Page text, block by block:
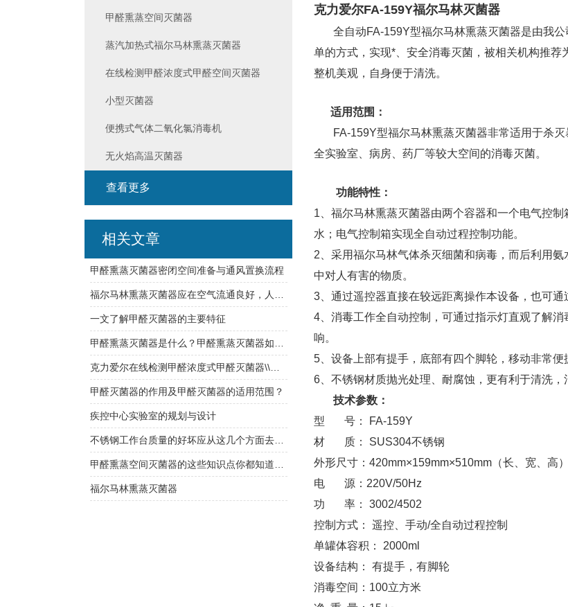
克力爱尔FA-159Y福尔马林灭菌器
全自动FA-159Y型福尔马林熏蒸灭菌器是由我公
单的方式，实现*、安全消毒灭菌，被相关机构推荐
整机美观，自身便于清洗。
适用范围：
FA-159Y型福尔马林熏蒸灭菌器非常适用于杀灭
全实验室、病房、药厂等较大空间的消毒灭菌。
功能特性：
1、福尔马林熏蒸灭菌器由两个容器和一个电气控
水；电气控制箱实现全自动过程控制功能。
2、采用福尔马林气体杀灭细菌和病毒，而后利用
中对人有害的物质。
3、通过遥控器直接在较远距离操作本设备，也可通
4、消毒工作全自动控制，可通过指示灯直观了解
响。
5、设备上部有提手，底部有四个脚轮，移动非常便
6、不锈钢材质抛光处理、耐腐蚀，更有利于清洗，
技术参数：
型 号： FA-159Y
材 质： SUS304不锈钢
外形尺寸：420mm×159mm×510mm（长、宽、高）
电 源：220V/50Hz
功 率： 3002/4502
控制方式： 遥控、手动/全自动过程控制
单罐体容积： 2000ml
设备结构： 有提手，有脚轮
消毒空间：100立方米
甲醛熏蒸空间灭菌器
蒸汽加热式福尔马林熏蒸灭菌器
在线检测甲醛浓度式甲醛空间灭菌器
小型灭菌器
便携式气体二氧化氯消毒机
无火焰高温灭菌器
查看更多
相关文章
甲醛熏蒸灭菌器密闭空间准备与通风置换流程
一文了解甲醛灭菌器的主要特征
克力爱尔在线检测甲醛浓度式甲醛灭菌器\\福尔马林灭菌器
甲醛灭菌器的作用及甲醛灭菌器的适用范围？
疾控中心实验室的规划与设计
不锈钢工作台质量的好坏应从这几个方面去判断
福尔马林熏蒸灭菌器